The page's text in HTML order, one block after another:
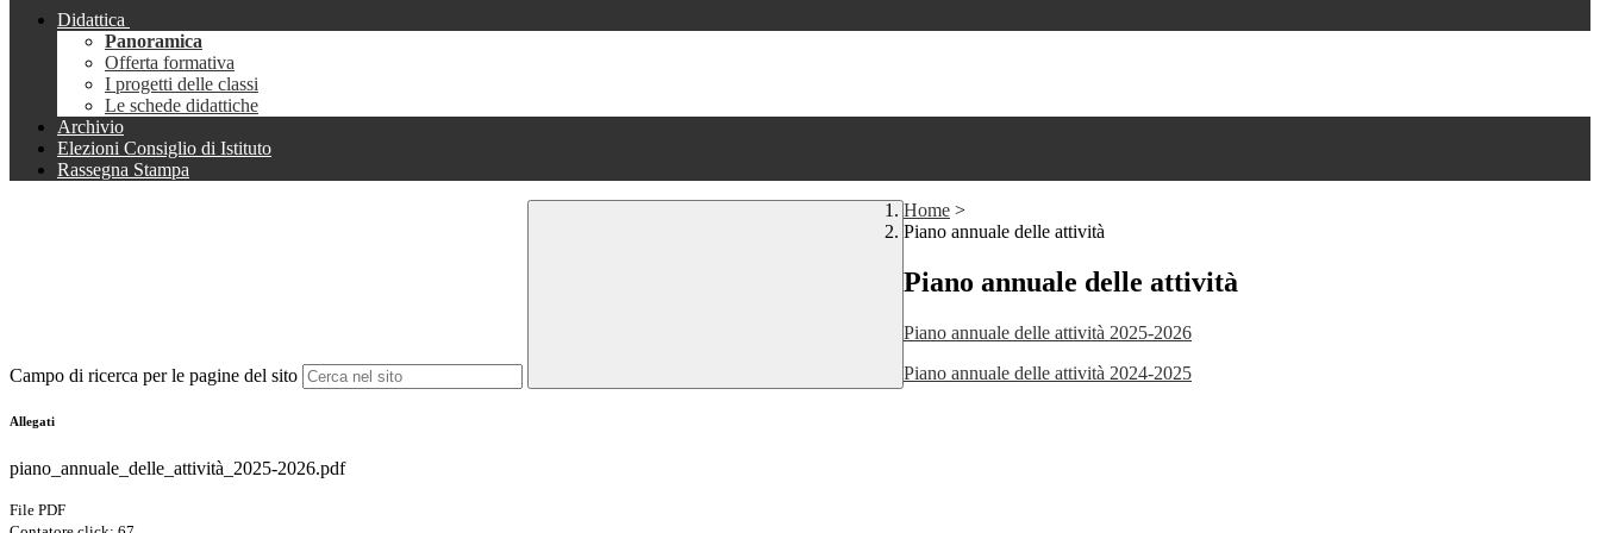
Didattica
Panoramica
Offerta formativa
I progetti delle classi
Le schede didattiche
Archivio
Elezioni Consiglio di Istituto
Rassegna Stampa
Campo di ricerca per le pagine del sito
Home >
Piano annuale delle attività
Piano annuale delle attività
Piano annuale delle attività 2025-2026
Piano annuale delle attività 2024-2025
Allegati
piano_annuale_delle_attività_2025-2026.pdf
File PDF